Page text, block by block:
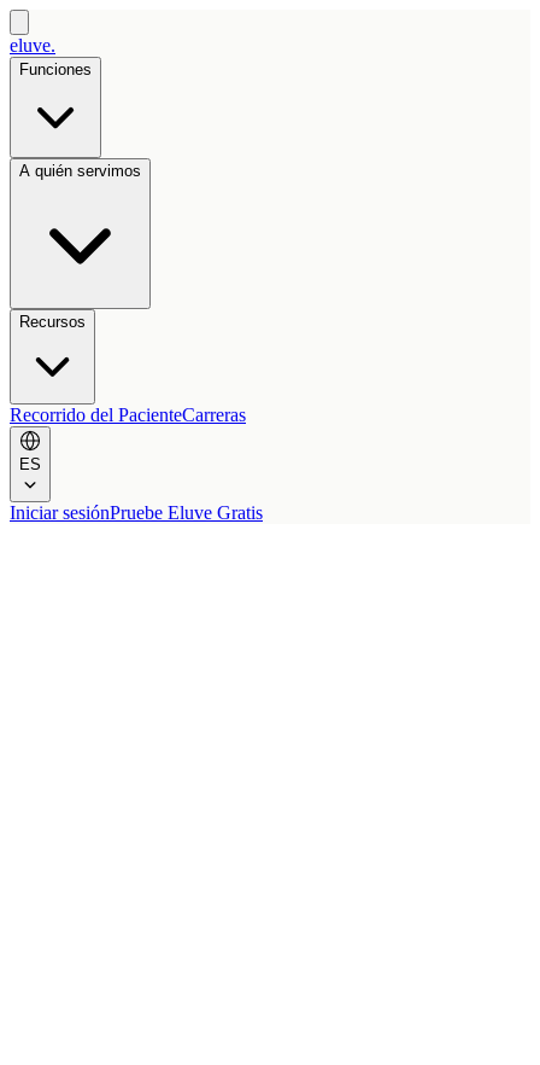
eluve.
Funciones
A quién servimos
Recursos
Recorrido del PacienteCarreras
ES
Iniciar sesiónPruebe Eluve Gratis